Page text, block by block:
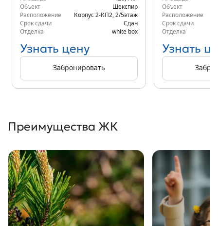
Объект
Шекспир
Расположение
Корпус 2-КП2 2/5этаж
Срок сдачи
Сдан
Отделка
white box
Узнать цену
Забронировать
Объект
Расположение
Срок сдачи
Отделка
Узнать
Преимущества ЖК